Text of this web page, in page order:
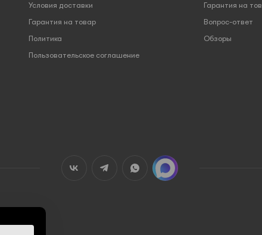
Условия доставки
Гарантия на товар
Политика
Пользовательское соглашение
Гарантия на
Вопрос-ответ
Обзоры